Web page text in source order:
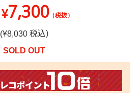
¥7,300（税抜）
(¥8,030税込)
SOLD OUT